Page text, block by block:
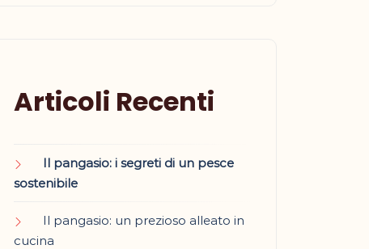
Articoli Recenti
Il pangasio: i segreti di un pesce
sostenibile
Il pangasio: un prezioso alleato in
cucina